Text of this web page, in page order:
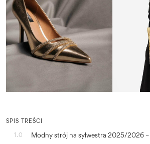
SPIS TREŚCI
1.0
Modny strój na sylwestra 2025/2026